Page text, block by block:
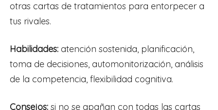
otras cartas de tratamientos para entorpecer a
tus rivales.
Habilidades: atención sostenida, planificación,
toma de decisiones, automonitorización, análisis
de la competencia, flexibilidad cognitiva.
Consejos: si no se apañan con todas las cartas